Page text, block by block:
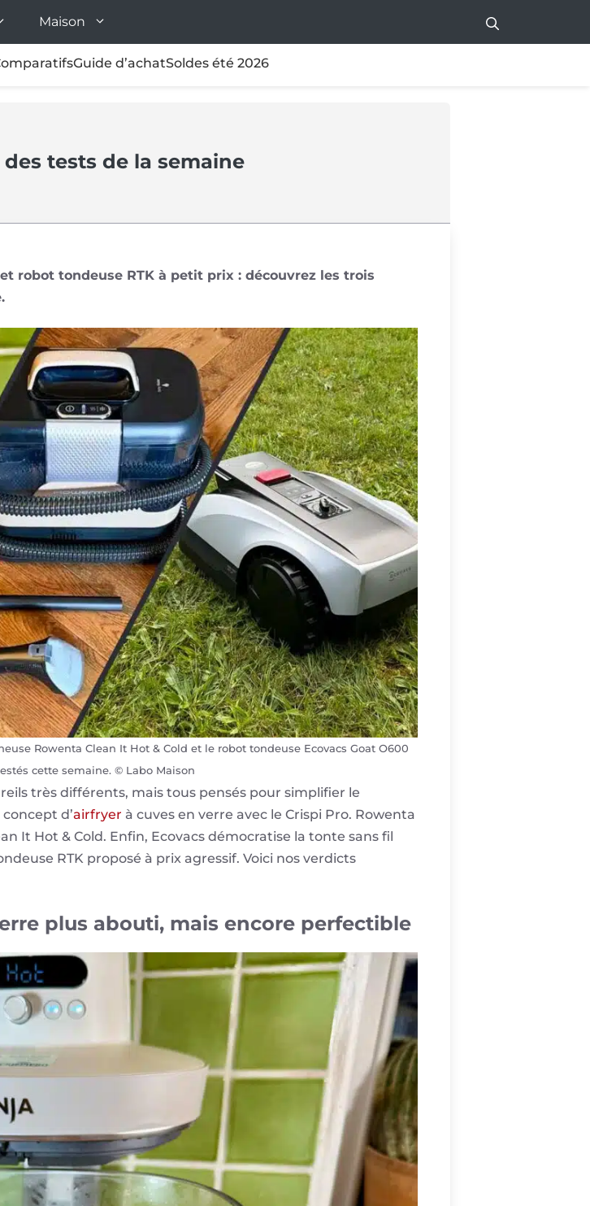
Maison
Guide d’achatSoldes été 2026
tests de la semaine
robot tondeuse RTK à petit prix : découvrez les trois
Rowenta Clean It Hot & Cold et le robot tondeuse Ecovacs Goat O600
cette semaine. © Labo Maison
très différents, mais tous pensés pour simplifier le
d’airfryer à cuves en verre avec le Crispi Pro. Rowenta
It Hot & Cold. Enfin, Ecovacs démocratise la tonte sans fil
RTK proposé à prix agressif. Voici nos verdicts
plus abouti, mais encore perfectible